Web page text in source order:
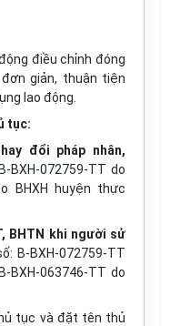
điều chỉnh đóng
đơn giản, thuận tiện
lao động.
tục:
đổi pháp nhân,
BXH-072759-TT do
BHXH huyện thực
BHTN khi người sử
B-BXH-072759-TT
BXH-063746-TT do
tục và đặt tên thủ